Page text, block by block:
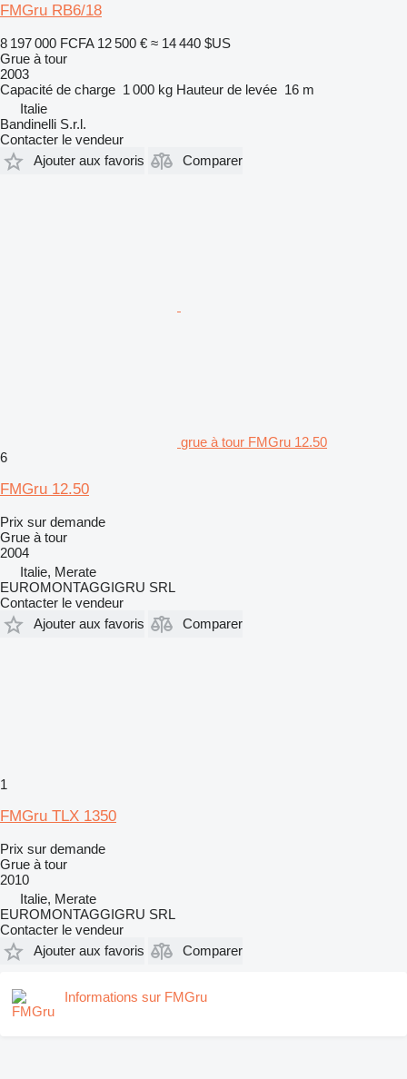
FMGru RB6/18
8 197 000 FCFA 12 500 € ≈ 14 440 $US
Grue à tour
2003
Capacité de charge 1 000 kg Hauteur de levée 16 m
Italie
Bandinelli S.r.l.
Contacter le vendeur
Ajouter aux favoris
Comparer
grue à tour FMGru 12.50
6
FMGru 12.50
Prix sur demande
Grue à tour
2004
Italie, Merate
EUROMONTAGGIGRU SRL
Contacter le vendeur
Ajouter aux favoris
Comparer
1
FMGru TLX 1350
Prix sur demande
Grue à tour
2010
Italie, Merate
EUROMONTAGGIGRU SRL
Contacter le vendeur
Ajouter aux favoris
Comparer
Informations sur FMGru